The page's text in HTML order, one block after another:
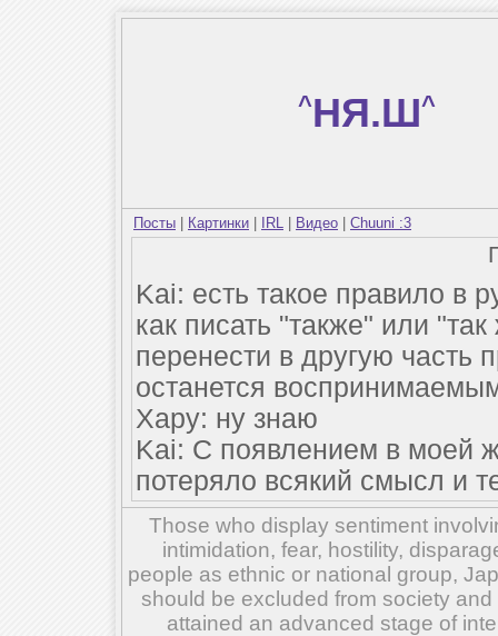
^НЯ.Ш^
Посты Картинки IRL Видео Chuuni :3
Kai: есть такое правило в
как писать "также" или
перенести в другую часть
останется
Хару: ну знаю
Kai: С появлением в моей
потеряло всякий смысл и
Those who display sentiment
intimidation, fear, hostility,
people as ethnic or national group,
should be excluded from society
attained an advanced stage of